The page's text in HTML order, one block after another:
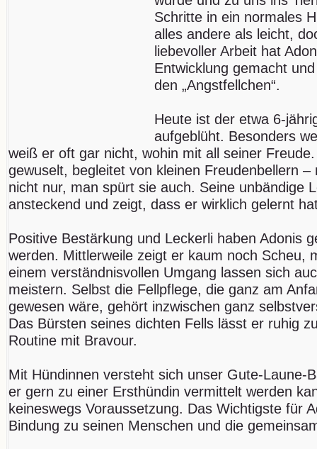
Schritte in ein normales
alles andere als leicht,
liebevoller Arbeit hat
Entwicklung gemacht
den „Angstfellchen“.
Heute ist der etwa 6-
aufgeblüht. Besonders
weiß er oft gar nicht, wohin mit all seiner
gewuselt, begleitet von kleinen Freudenbellern
nicht nur, man spürt sie auch. Seine unbändige
ansteckend und zeigt, dass er wirklich gelernt
Positive Bestärkung und Leckerli haben Adonis
werden. Mittlerweile zeigt er kaum noch Scheu,
einem verständnisvollen Umgang lassen sich
meistern. Selbst die Fellpflege, die ganz am
gewesen wäre, gehört inzwischen ganz
Das Bürsten seines dichten Fells lässt er ruhig
Routine mit Bravour.
Mit Hündinnen versteht sich unser Gute-Laune-
er gern zu einer Ersthündin vermittelt werden
keineswegs Voraussetzung. Das Wichtigste für
Bindung zu seinen Menschen und die